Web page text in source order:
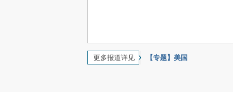
更多报道详见 【专题】美国